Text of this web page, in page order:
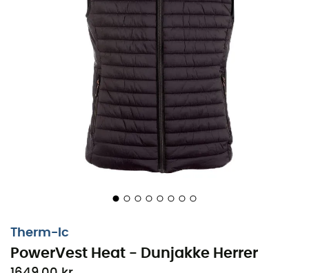
Therm-Ic
PowerVest Heat - Dunjakke Herrer
koldeste perioder eller nemt at pakke den i din taske, så
du kan tage den med dig overalt.PowerVest Heat
udstyret med 5 varmezoner, der er intelligent fordelt,
hvilket sikrer en blid og ensartet varmefordeling for at
give dig maksimal komfort. Den fungerer via Bluetooth®
Therm-Ic Heat control-appen, og denne
ærmeløse dunjakke er designet til at give dig mulighed
for let at justere varmen fra din smartphone.
5 ultratynde varmeelementer, der giver en god
varmefordeling på maven, lommerne, lænden og
Jakken er designet uden materialer af animalsk